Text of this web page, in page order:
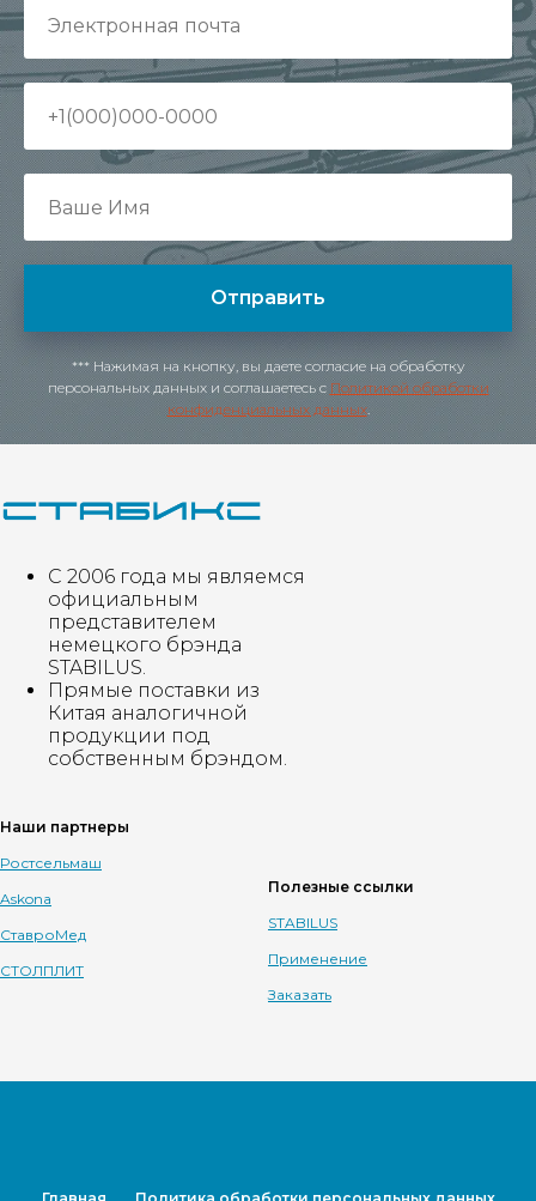
Отправить
*** Нажимая на кнопку, вы даете согласие на обработку
персональных данных и соглашаетесь c Политикой обработки
конфиденциальных данных.
С 2006 года мы являемся
официальным
представителем
немецкого брэнда
STABILUS.
Прямые поставки из
Китая аналогичной
продукции под
собственным брэндом.
Наши партнеры
Ростсельмаш
Askona
СтавроМед
СТОЛПЛИТ
Полезные ссылки
STABILUS
Применение
Заказать